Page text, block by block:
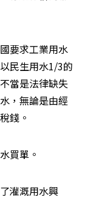
要求工業用水
民生用水1/3的
當是法律缺失
，無論是由經
錢。
買單。
灌溉用水興